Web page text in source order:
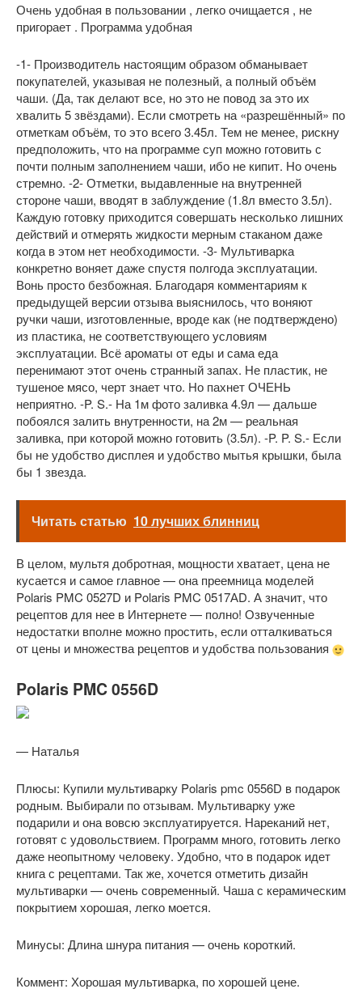
Очень удобная в пользовании , легко очищается , не
пригорает . Программа удобная
-1- Производитель настоящим образом обманывает
покупателей, указывая не полезный, а полный объём
чаши. (Да, так делают все, но это не повод за это их
хвалить 5 звёздами). Если смотреть на «разрешённый» по
отметкам объём, то это всего 3.45л. Тем не менее, рискну
предположить, что на программе суп можно готовить с
почти полным заполнением чаши, ибо не кипит. Но очень
стремно. -2- Отметки, выдавленные на внутренней
стороне чаши, вводят в заблуждение (1.8л вместо 3.5л).
Каждую готовку приходится совершать несколько лишних
действий и отмерять жидкости мерным стаканом даже
когда в этом нет необходимости. -3- Мультиварка
конкретно воняет даже спустя полгода эксплуатации.
Вонь просто безбожная. Благодаря комментариям к
предыдущей версии отзыва выяснилось, что воняют
ручки чаши, изготовленные, вроде как (не подтверждено)
из пластика, не соответствующего условиям
эксплуатации. Всё ароматы от еды и сама еда
перенимают этот очень странный запах. Не пластик, не
тушеное мясо, черт знает что. Но пахнет ОЧЕНЬ
неприятно. -P. S.- На 1м фото заливка 4.9л — дальше
побоялся залить внутренности, на 2м — реальная
заливка, при которой можно готовить (3.5л). -P. P. S.- Если
бы не удобство дисплея и удобство мытья крышки, была
бы 1 звезда.
Читать статью 10 лучших блинниц
В целом, мультя добротная, мощности хватает, цена не
кусается и самое главное — она преемница моделей
Polaris PMC 0527D и Polaris PMC 0517АD. А значит, что
рецептов для нее в Интернете — полно! Озвученные
недостатки вполне можно простить, если отталкиваться
от цены и множества рецептов и удобства пользования
Polaris PMC 0556D
— Наталья
Плюсы: Купили мультиварку Polaris pmc 0556D в подарок
родным. Выбирали по отзывам. Мультиварку уже
подарили и она вовсю эксплуатируется. Нареканий нет,
готовят с удовольствием. Программ много, готовить легко
даже неопытному человеку. Удобно, что в подарок идет
книга с рецептами. Так же, хочется отметить дизайн
мультиварки — очень современный. Чаша с керамическим
покрытием хорошая, легко моется.
Минусы: Длина шнура питания — очень короткий.
Коммент: Хорошая мультиварка, по хорошей цене.